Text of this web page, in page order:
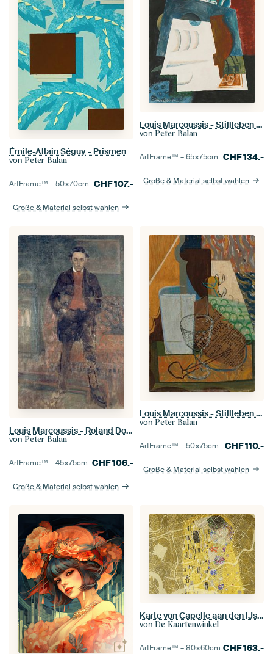
Émile-Allain Séguy - Prismen
von Peter Balan
ArtFrame™ –50×70cm CHF107.-
Größe & Material selbst wählen
Louis Marcoussis - Stillleben mit Umschlag
von Peter Balan
ArtFrame™ –65×75cm CHF134.-
Größe & Material selbst wählen
Louis Marcoussis - Roland Dorgelès (1886–1973), Schriftsteller (1900)
von Peter Balan
ArtFrame™ –45×75cm CHF106.-
Größe & Material selbst wählen
Louis Marcoussis - Stillleben (um 1912)
von Peter Balan
ArtFrame™ –50×75cm CHF110.-
Größe & Material selbst wählen
Karte von Capelle aan den IJssel dem Kuss von Gustav Klimt
von De Kaartenwinkel
ArtFrame™ –80×60cm CHF163.-